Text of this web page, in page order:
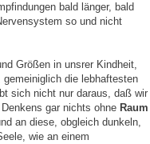
bald länger, bald
so und nicht
Größen in unsrer Kindheit,
die lebhaftesten
sich nicht nur daraus, daß wir
gar nichts ohne Raum
an diese, obgleich dunkeln,
wie an einem